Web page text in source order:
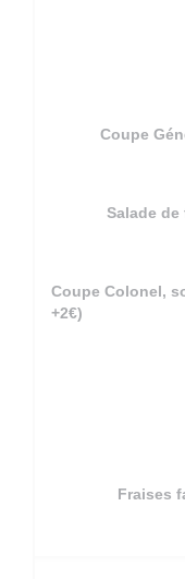
Coupe
Salade
Coupe Colonel,
+2€)
Fraises